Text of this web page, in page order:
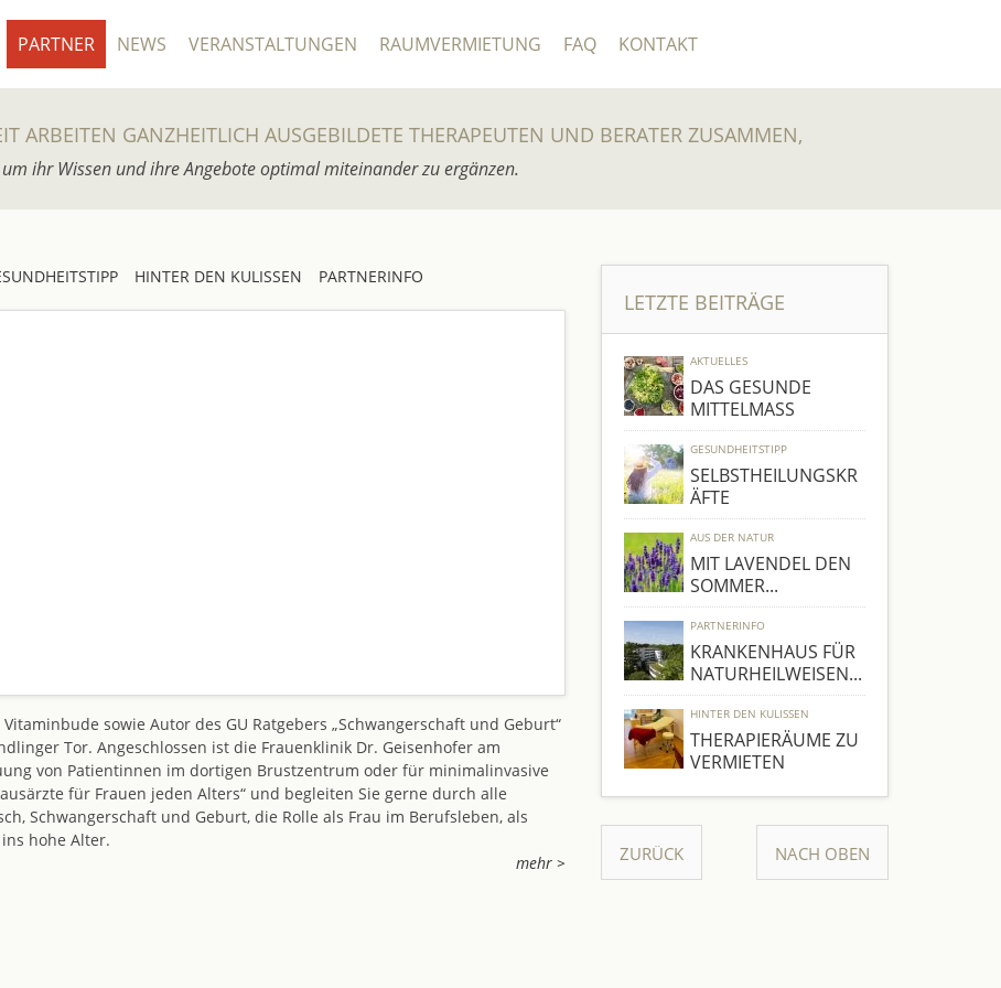
PARTNER NEWS VERANSTALTUNGEN RAUMVERMIETUNG FAQ KONTAKT
ARBEITEN GANZHEITLICH AUSGEBILDETE THERAPEUTEN UND BERATER ZUSAMMEN,
um ihr Wissen und ihre Angebote optimal miteinander zu ergänzen.
HINTER DEN KULISSEN PARTNERINFO
sowie Autor des GU Ratgebers „Schwangerschaft und Geburt“
Tor. Angeschlossen ist die Frauenklinik Dr. Geisenhofer am
von Patientinnen im dortigen Brustzentrum oder für minimalinvasive
für Frauen jeden Alters“ und begleiten Sie gerne durch alle
Schwangerschaft und Geburt, die Rolle als Frau im Berufsleben, als
hohe Alter.
mehr >
LETZTE BEITRÄGE
AKTUELLES
DAS GESUNDE
MITTELMASS
GESUNDHEITSTIPP
SELBSTHEILUNGSKR
ÄFTE
AUS DER NATUR
MIT LAVENDEL DEN
SOMMER...
PARTNERINFO
KRANKENHAUS FÜR
NATURHEILWEISEN...
HINTER DEN KULISSEN
THERAPIERÄUME ZU
VERMIETEN
NACH OBEN
ZURÜCK